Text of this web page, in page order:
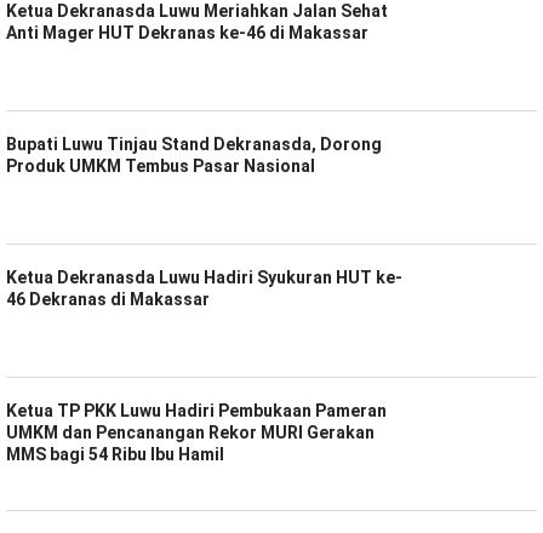
Ketua Dekranasda Luwu Meriahkan Jalan Sehat
Anti Mager HUT Dekranas ke-46 di Makassar
Bupati Luwu Tinjau Stand Dekranasda, Dorong
Produk UMKM Tembus Pasar Nasional
Ketua Dekranasda Luwu Hadiri Syukuran HUT ke-
46 Dekranas di Makassar
Ketua TP PKK Luwu Hadiri Pembukaan Pameran
UMKM dan Pencanangan Rekor MURI Gerakan
MMS bagi 54 Ribu Ibu Hamil